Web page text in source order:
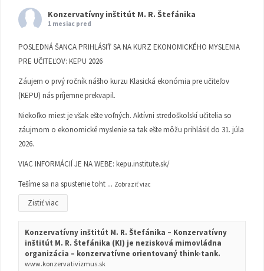
Konzervatívny inštitút M. R. Štefánika
1 mesiac pred
POSLEDNÁ ŠANCA PRIHLÁSIŤ SA NA KURZ EKONOMICKÉHO MYSLENIA
PRE UČITEĽOV: KEPU 2026
Záujem o prvý ročník nášho kurzu Klasická ekonómia pre učiteľov
(KEPU) nás príjemne prekvapil.
Niekoľko miest je však ešte voľných. Aktívni stredoškolskí učitelia so
záujmom o ekonomické myslenie sa tak ešte môžu prihlásiť do 31. júla
2026.
VIAC INFORMÁCIÍ JE NA WEBE: kepu.institute.sk/
Tešíme sa na spustenie toht ... Zobraziť viac
Zistiť viac
Konzervatívny inštitút M. R. Štefánika – Konzervatívny
inštitút M. R. Štefánika (KI) je nezisková mimovládna
organizácia – konzervatívne orientovaný think-tank.
www.konzervativizmus.sk